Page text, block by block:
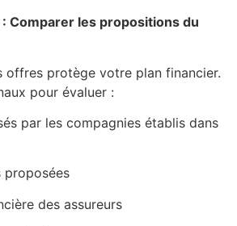
Comparer les propositions du
offres protège votre plan financier.
pour évaluer :
par les compagnies établis dans
proposées
des assureurs